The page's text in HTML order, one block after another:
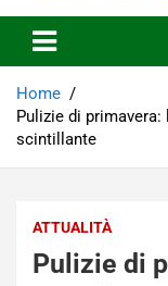
Ecoo.it
Home
Pulizie di
scintillante
ATTUALITÀ
Pulizie di